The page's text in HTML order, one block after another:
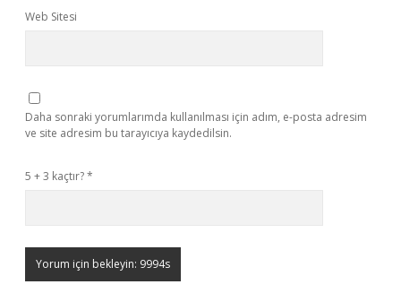
Web Sitesi
Daha sonraki yorumlarımda kullanılması için adım, e-posta adresim
ve site adresim bu tarayıcıya kaydedilsin.
5 + 3 kaçtır?*